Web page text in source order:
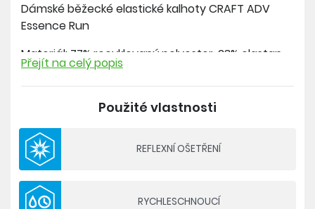
Dámské běžecké elastické kalhoty CRAFT ADV
Essence Run
Materiál: 77% recyklovaný polyester, 23% elastan
- pohodlné a skvěle padnoucí elastické kalhoty
- široký elastický pas s možností dotažení na
- kapsa v bederní části pasu, menší kapsa v
přední části pasu
- zipy v dolní části nohavic pro snadnější oblékání
- velmi příjemný elastický materiál
- reflexní ošetření
Přejít na celý popis
Použité vlastnosti
REFLEXNÍ OŠETŘENÍ
RYCHLESCHNOUCÍ